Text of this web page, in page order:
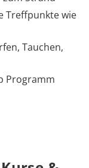
Treffpunkte wie
Tauchen,
Programm